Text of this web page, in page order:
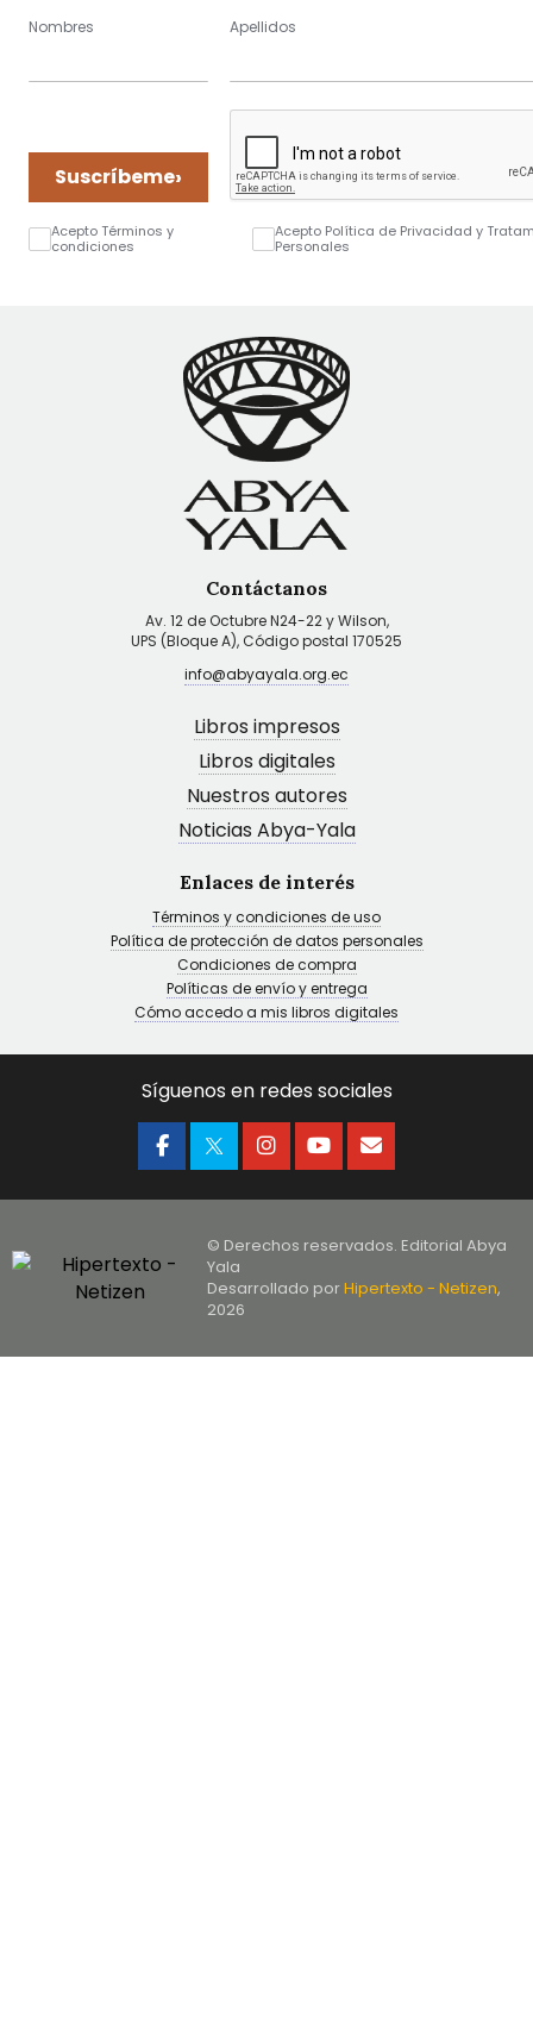
Nombres Apellidos
Suscríbeme›
Acepto Términos y
condiciones
Acepto Política de Privacidad y
Personales
Contáctanos
Av. 12 de Octubre N24-22 y Wilson,
UPS (Bloque A), Código postal 170525
info@abyayala.org.ec
Libros impresos
Libros digitales
Nuestros autores
Noticias Abya-Yala
Enlaces de interés
Términos y condiciones de uso
Política de protección de datos personales
Condiciones de compra
Políticas de envío y entrega
Cómo accedo a mis libros digitales
Síguenos en redes sociales
© Derechos reservados. Editorial Abya
Yala
Desarrollado porHipertexto - Netizen,
2026